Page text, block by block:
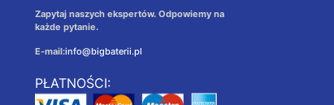
Zapytaj naszych ekspertów. Odpowiemy na
każde pytanie.
E-mail:info@bigbaterii.pl
PŁATNOŚCI: